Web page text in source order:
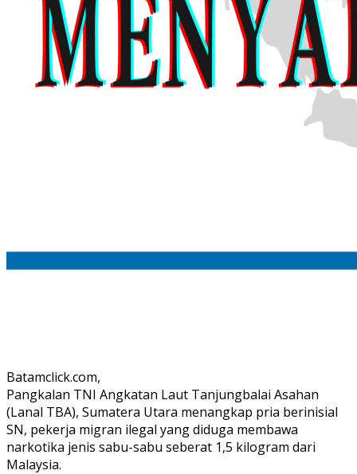
Batamclick.com,
Pangkalan TNI Angkatan Laut Tanjungbalai Asahan
(Lanal TBA), Sumatera Utara menangkap pria berinisial
SN, pekerja migran ilegal yang diduga membawa
narkotika jenis sabu-sabu seberat 1,5 kilogram dari
Malaysia.